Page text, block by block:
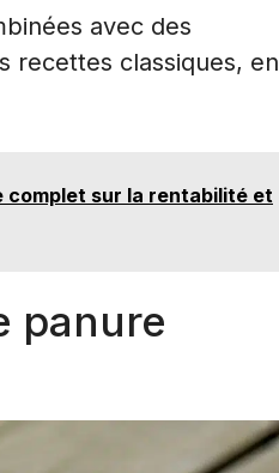
avec des
recettes classiques, en
complet sur la rentabilité et
panure